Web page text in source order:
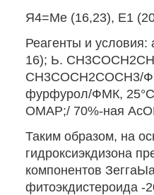
Я4=Ме (16,23), Е1
Реагенты и
16); Ь.
СН3СОСН2СОСН3/
фурфурол/ФМК,
ОМАР;/ 70%-ная
Таким образом, на
гидроксиэкдизона
компонентов
фитоэкдистероида -